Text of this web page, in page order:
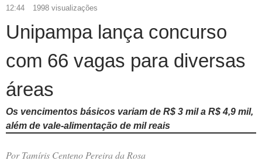
12:44
1998 visualizações
Unipampa lança concurso
com 66 vagas para diversas
áreas
Os vencimentos básicos variam de R$ 3 mil a R$ 4,9 mil,
além de vale-alimentação de mil reais
Por Tamíris Centeno Pereira da Rosa